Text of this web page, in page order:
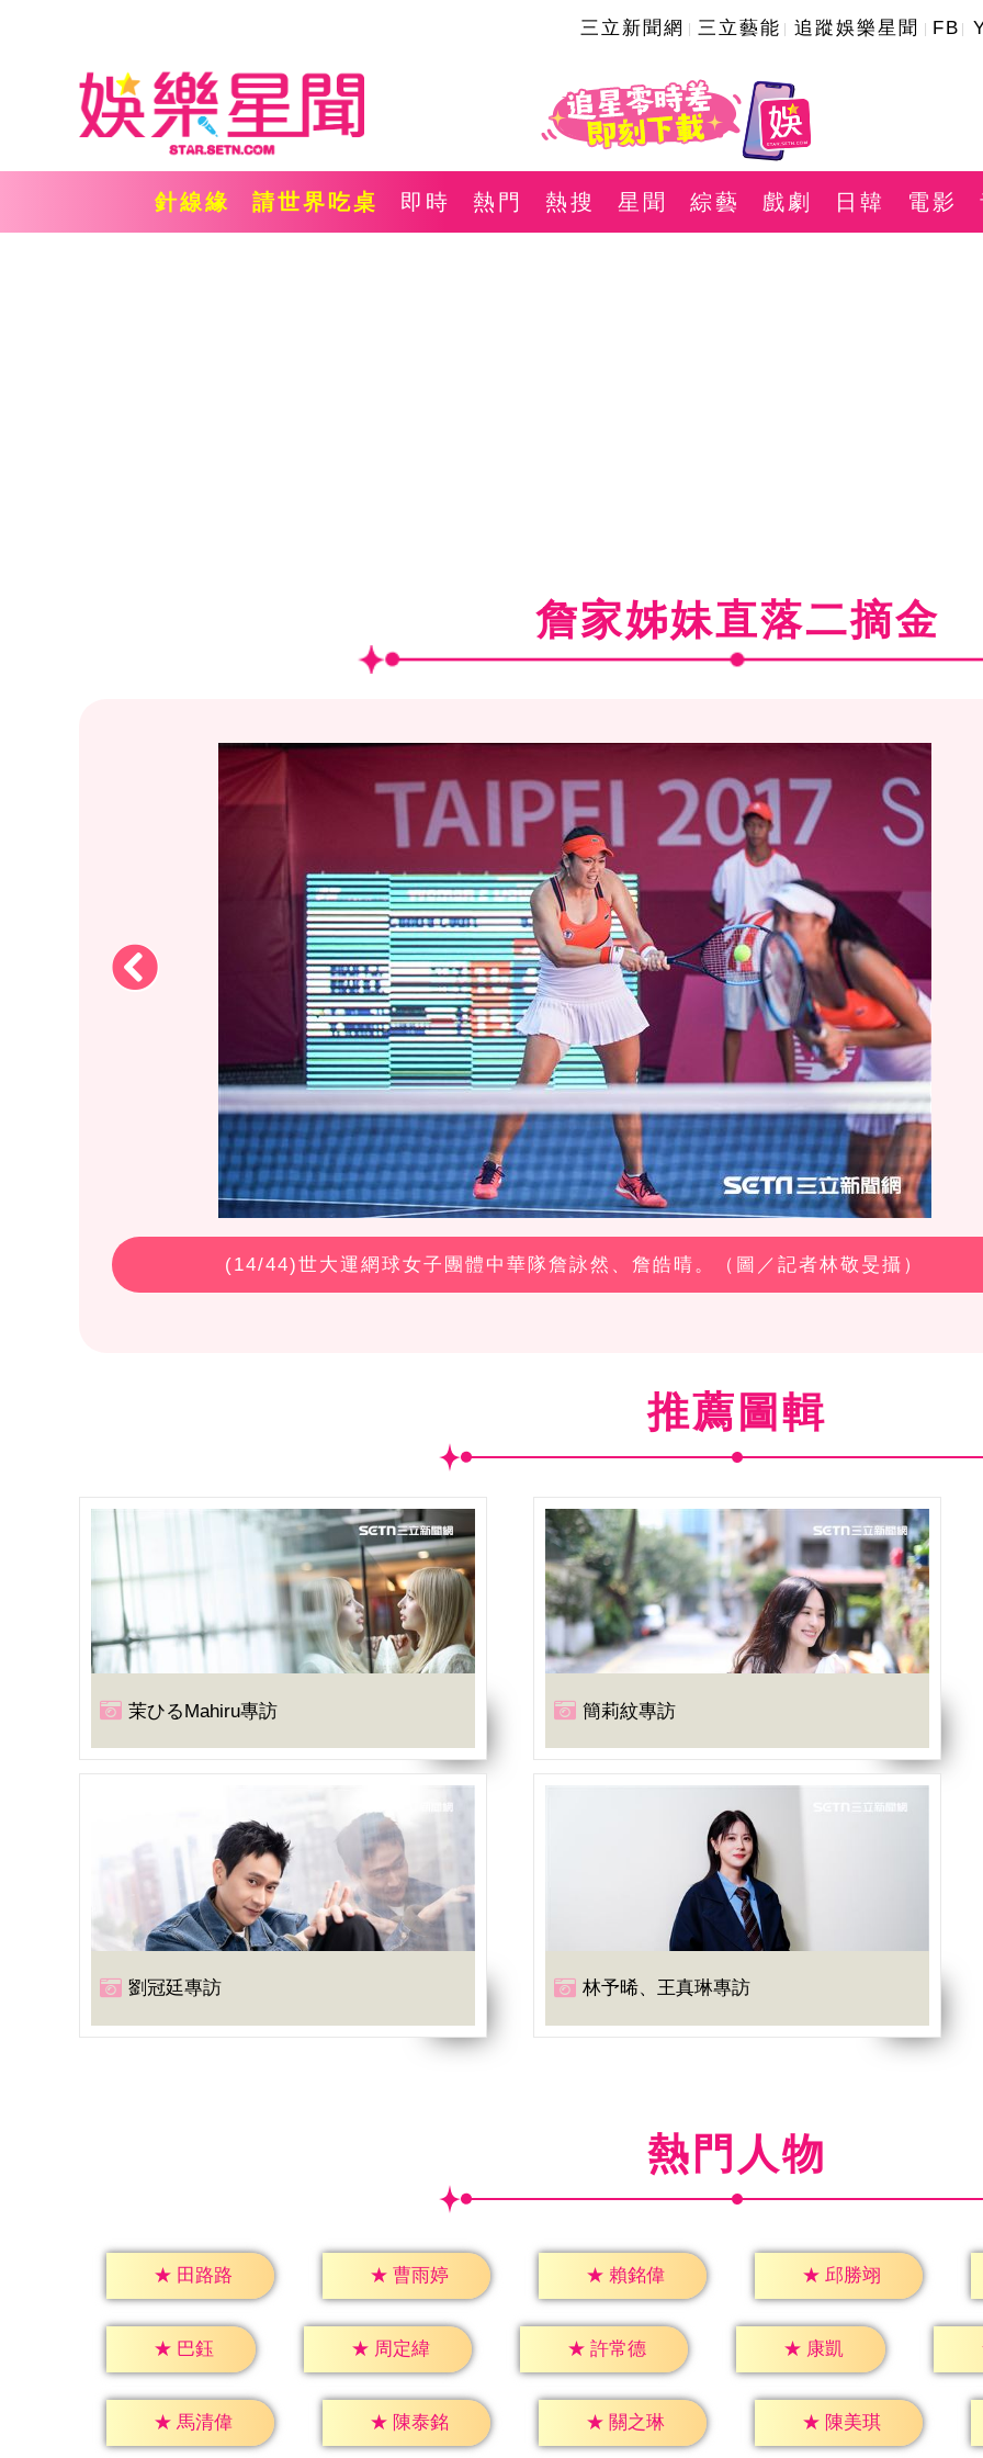
三立新聞網 三立藝能 追蹤娛樂星聞 FB
針線緣 請世界吃桌 即時 熱門 熱搜 星聞 綜藝 戲劇 日韓 電影
詹家姊妹直落二摘金
(14/44)世大運網球女子團體中華隊詹詠然、詹皓晴。（圖／記者林敬旻攝）
推薦圖輯
茉ひるMahiru專訪 簡莉紋專訪
劉冠廷專訪 林予晞、王真琳專訪
熱門人物
★ 田路路 ★ 曹雨婷 ★ 賴銘偉 ★ 邱勝翊
★ 巴鈺 ★ 周定緯 ★ 許常德 ★ 康凱
★ 馬清偉 ★ 陳泰銘 ★ 關之琳 ★ 陳美琪